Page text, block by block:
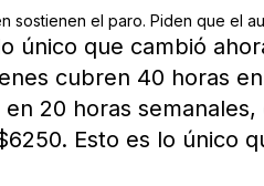
sostienen el paro. Piden que el
único que cambió
cubren 40 horas
20 horas
Esto es lo único